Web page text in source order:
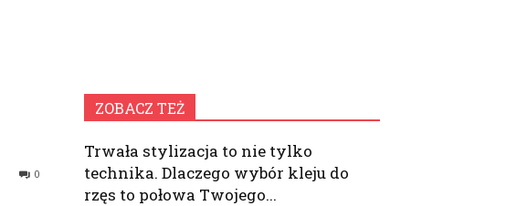
0
ZOBACZ TEŻ
Trwała stylizacja to nie tylko
technika. Dlaczego wybór kleju do
rzęs to połowa Twojego...